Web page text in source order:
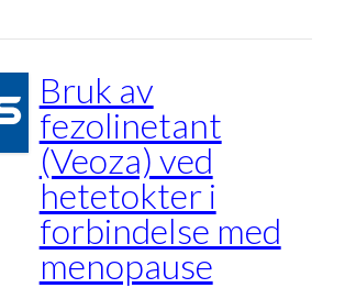
Bruk av
fezolinetant
(Veoza) ved
hetetokter i
forbindelse med
menopause